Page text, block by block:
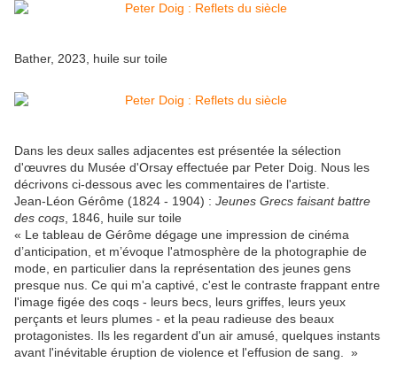
Bather, 2023, huile sur toile
Dans les deux salles adjacentes est présentée la sélection
d'œuvres du Musée d'Orsay effectuée par Peter Doig. Nous les
décrivons ci-dessous avec les commentaires de l'artiste.
Jean-Léon Gérôme (1824 - 1904) : Jeunes Grecs faisant battre
des coqs , 1846, huile sur toile
« Le tableau de Gérôme dégage une impression de cinéma
d’anticipation, et m’évoque l'atmosphère de la photographie de
mode, en particulier dans la représentation des jeunes gens
presque nus. Ce qui m'a captivé, c'est le contraste frappant entre
l'image figée des coqs - leurs becs, leurs griffes, leurs yeux
perçants et leurs plumes - et la peau radieuse des beaux
protagonistes. Ils les regardent d'un air amusé, quelques instants
avant l'inévitable éruption de violence et l'effusion de sang. »